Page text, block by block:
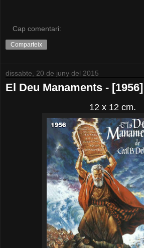
Cap comentari:
Comparteix
dissabte, 20 de juny del 2015
El Deu Manaments - [1956]
12 x 12 cm.